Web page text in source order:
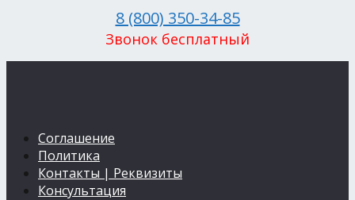
8 (800) 350-34-85
Звонок бесплатный
Соглашение
Политика
Контакты | Реквизиты
Консультация